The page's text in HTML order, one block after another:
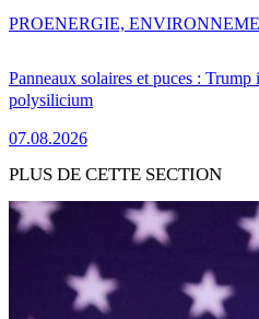
Panneaux solaires et puces :
polysilicium
07.08.2026
PROENERGIE,
PLUS DE CETTE SECTION